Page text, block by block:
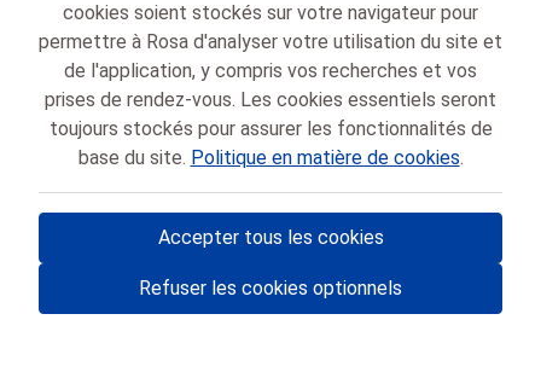
- Vos rendez-vous médicaux en Belgique 🇧🇪
cookies soient stockés sur votre navigateur pour
permettre à Rosa d'analyser votre utilisation du site et
de l'application, y compris vos recherches et vos
prises de rendez-vous. Les cookies essentiels seront
toujours stockés pour assurer les fonctionnalités de
base du site. Politique en matière de cookies.
Accepter tous les cookies
Refuser les cookies optionnels